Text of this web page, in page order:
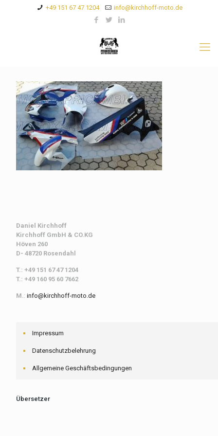
+49 151 67 47 1204 info@kirchhoff-moto.de
Daniel Kirchhoff
Kirchhoff GmbH & CO.KG
Höven 260
D- 48720 Rosendahl
T.: +49 151 67 47 1204
T.: +49 160 95 60 7662
M.: info@kirchhoff-moto.de
Impressum
Datenschutzbelehrung
Allgemeine Geschäftsbedingungen
Übersetzer